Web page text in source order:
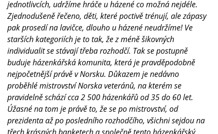
jednotlivcích, udržíme hráče u házené co možná nejdéle.
Zjednodušeně řečeno, děti, které poctivě trénují, ale zápasy
pak prosedí na lavičce, dlouho u házené neudržíme! Ve
starších kategoriích je to tak, že z méně šikovných
individualit se stávají třeba rozhodčí. Tak se postupně
buduje házenkářská komunita, která je pravděpodobně
nejpočetnější právě v Norsku. Důkazem je nedávno
proběhlé mistrovství Norska veteránů, na kterém se
pravidelně schází cca 2 500 házenkářů od 35 do 60 let.
Úžasné na tom je právě to, že se po mistrovství, od
prezidenta až po posledního rozhodčího, všichni sejdou na